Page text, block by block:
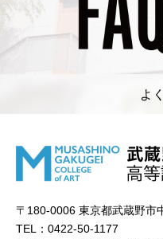
よ
〒180-0006 東京都武蔵野市
TEL：0422-50-1177